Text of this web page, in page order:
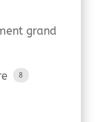
grand
8